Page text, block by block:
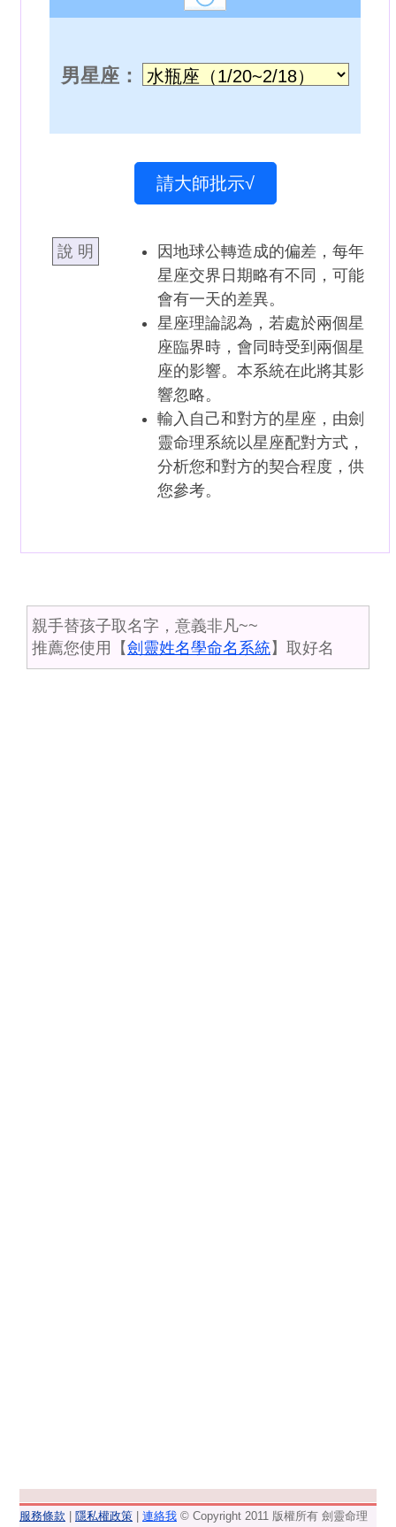
男星座：
請大師批示√
說 明
因地球公轉造成的偏差，每年
星座交界日期略有不同，可能
會有一天的差異。
星座理論認為，若處於兩個星
座臨界時，會同時受到兩個星
座的影響。本系統在此將其影
響忽略。
輸入自己和對方的星座，由劍
靈命理系統以星座配對方式，
分析您和對方的契合程度，供
您參考。
親手替孩子取名字，意義非凡~~
推薦您使用【劍靈姓名學命名系統】取好名
服務條款 隱私權政策 連絡我 © Copyright 2011 版權所有 劍靈命理